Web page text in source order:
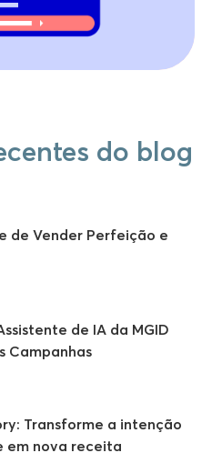
do blog
de Vender Perfeição e
de IA da MGID
Campanhas
Transforme a intenção
em nova receita